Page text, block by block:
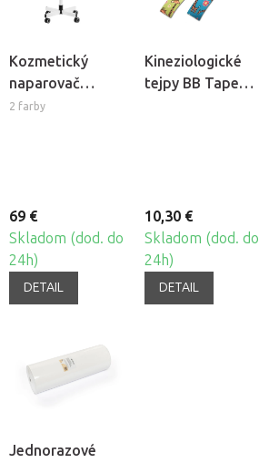
Kozmetický
naparovač
Giovanni D-20
2 farby
69 €
Skladom (dod. do
24h)
DETAIL
Kineziologické
tejpy BB Tape
10,30 €
Skladom (dod. do
24h)
DETAIL
Jednorazové